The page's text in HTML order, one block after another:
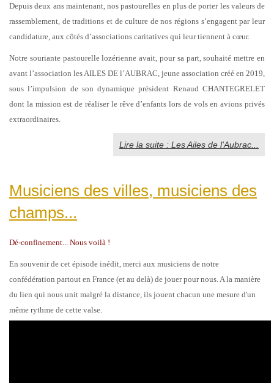
Depuis deux ans maintenant, nos pastourelles en plus de porter les valeurs de
rassemblement, de traditions et de culture de nos régions s’engagent par leur
candidature, aux côtés d’associations caritatives qui leur tiennent à cœur.
Notre souriante pastourelle lozérienne avait, pour sa part, souhaité mettre en
avant l’association les AILES DE l’AUBRAC, jeune association créé en 2019,
sous l’impulsion de son dynamique président Renaud CHANTEGRELET
dont la mission est de réaliser le rêve d’enfants lors de vols en avions privés
extraordinaires.
Lire la suite : Les Ailes de l'Aubrac...
Musiciens des villes, musiciens des
champs...
Dé-confinement... Nous voilà !
En souvenir de cet épisode inédit, merci aux musiciens de notre
confédération partout en France (et au delà) de jouer pour nous. A la manière
du lien qui nous unit malgré la distance, ils jouent chacun une mesure d'un
même rythme de cette valse.